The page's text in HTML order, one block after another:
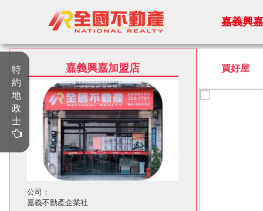
嘉義興
嘉義興嘉加盟店
公司：
嘉義不動產企業社
買好屋
特
約
地
政
士
地政相關服務諮詢
蔡文宗地政士聯盟所
05-2853866
正和地政士聯盟事務所
06-2973388